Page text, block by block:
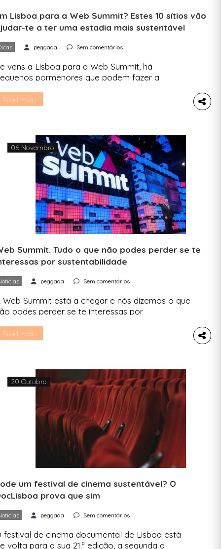
Lisboa para a Web Summit? Estes 10 sítios vão
te a ter uma estadia mais sustentável
peggada Sem comentários
vens a Lisboa para a Web Summit, há
pormenores que podem fazer a
que podes conhecer e apoiar para teres
Read More
06 Novembro
Summit. Tudo o que não podes perder se te
por sustentabilidade
peggada Sem comentários
Web Summit está a chegar e nós dizemos o que
podes perder se te interessas por
e workshops numa das semanas mais
[…]
Read More
20 Outubro
um festival de cinema sustentável? O
prova que sim
peggada Sem comentários
festival de cinema documental de Lisboa está
volta para a sua 21.ª edição, a segunda a